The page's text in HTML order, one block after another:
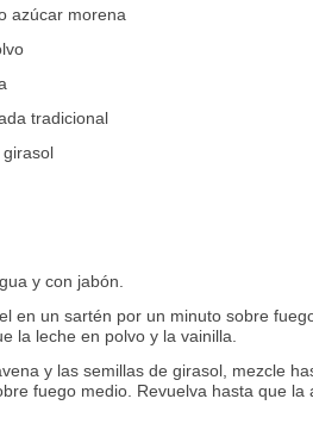
azúcar morena
tradicional
y con jabón.
en un sartén por un minuto sobre
la leche en polvo y la vainilla.
y las semillas de girasol, mezcle
fuego medio. Revuelva hasta que la